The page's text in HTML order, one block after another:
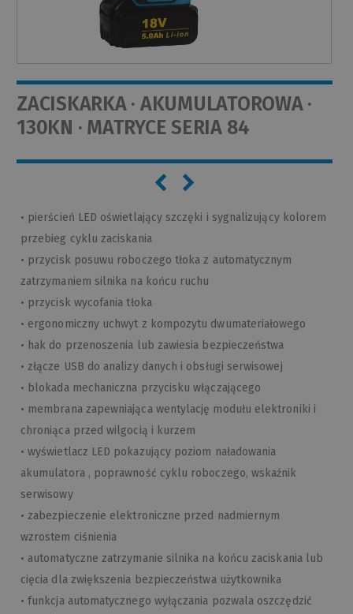
ZACISKARKA · AKUMULATOROWA ·
130KN · MATRYCE SERIA 84
• pierścień LED oświetlający szczęki i sygnalizujący kolorem
przebieg cyklu zaciskania
• przycisk posuwu roboczego tłoka z automatycznym
zatrzymaniem silnika na końcu ruchu
• przycisk wycofania tłoka
• ergonomiczny uchwyt z kompozytu dwumateriałowego
• hak do przenoszenia lub zawiesia bezpieczeństwa
• złącze USB do analizy danych i obsługi serwisowej
• blokada mechaniczna przycisku włączającego
• membrana zapewniająca wentylację modułu elektroniki i
chroniąca przed wilgocią i kurzem
• wyświetlacz LED pokazujący poziom naładowania
akumulatora , poprawność cyklu roboczego, wskaźnik
serwisowy
• zabezpieczenie elektroniczne przed nadmiernym
wzrostem ciśnienia
• automatyczne zatrzymanie silnika na końcu zaciskania lub
cięcia dla zwiększenia bezpieczeństwa użytkownika
• funkcja automatycznego wyłączania pozwala oszczędzić